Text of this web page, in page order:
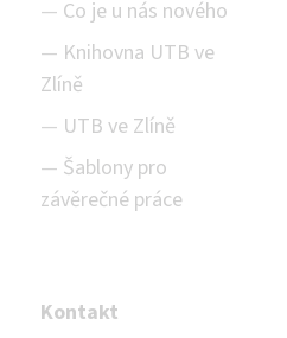
Co je u nás nového
Knihovna UTB ve
Zlíně
UTB ve Zlíně
Šablony pro
závěrečné práce
Kontakt